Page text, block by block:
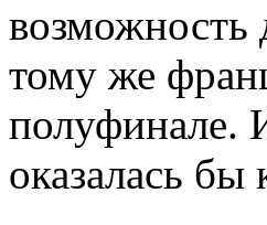
возможность
тому же
полуфинале.
оказалась бы